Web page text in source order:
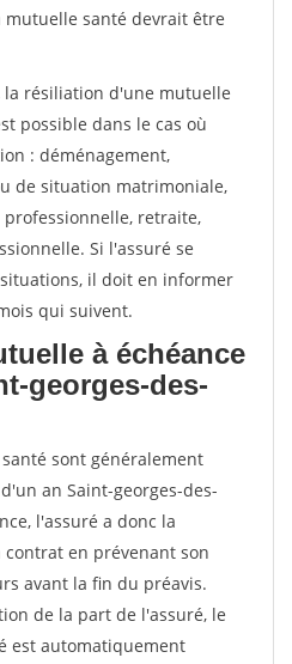
santé devrait être
résiliation d'une mutuelle
possible dans le cas où
: déménagement,
de situation matrimoniale,
retraite,
Si l'assuré se
il doit en informer
qui suivent.
à échéance
georges-des-
sont généralement
an Saint-georges-des-
l'assuré a donc la
en prévenant son
avant la fin du préavis.
de la part de l'assuré, le
est automatiquement